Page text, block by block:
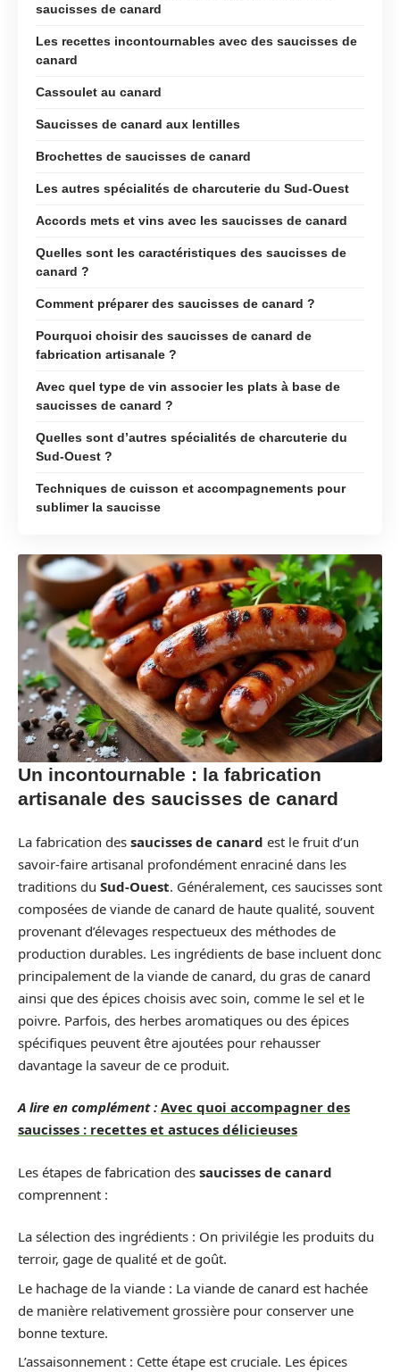
saucisses de canard
Les recettes incontournables avec des saucisses de
canard
Cassoulet au canard
Saucisses de canard aux lentilles
Brochettes de saucisses de canard
Les autres spécialités de charcuterie du Sud-Ouest
Accords mets et vins avec les saucisses de canard
Quelles sont les caractéristiques des saucisses de
canard ?
Comment préparer des saucisses de canard ?
Pourquoi choisir des saucisses de canard de
fabrication artisanale ?
Avec quel type de vin associer les plats à base de
saucisses de canard ?
Quelles sont d’autres spécialités de charcuterie du
Sud-Ouest ?
Techniques de cuisson et accompagnements pour
sublimer la saucisse
Un incontournable : la fabrication
artisanale des saucisses de canard
La fabrication des saucisses de canard est le fruit d’un
savoir-faire artisanal profondément enraciné dans les
traditions du Sud-Ouest. Généralement, ces saucisses sont
composées de viande de canard de haute qualité, souvent
provenant d’élevages respectueux des méthodes de
production durables. Les ingrédients de base incluent donc
principalement de la viande de canard, du gras de canard
ainsi que des épices choisis avec soin, comme le sel et le
poivre. Parfois, des herbes aromatiques ou des épices
spécifiques peuvent être ajoutées pour rehausser
davantage la saveur de ce produit.
A lire en complément : Avec quoi accompagner des
saucisses : recettes et astuces délicieuses
Les étapes de fabrication des saucisses de canard
comprennent :
La sélection des ingrédients : On privilégie les produits du
terroir, gage de qualité et de goût.
Le hachage de la viande : La viande de canard est hachée
de manière relativement grossière pour conserver une
bonne texture.
L’assaisonnement : Cette étape est cruciale. Les épices